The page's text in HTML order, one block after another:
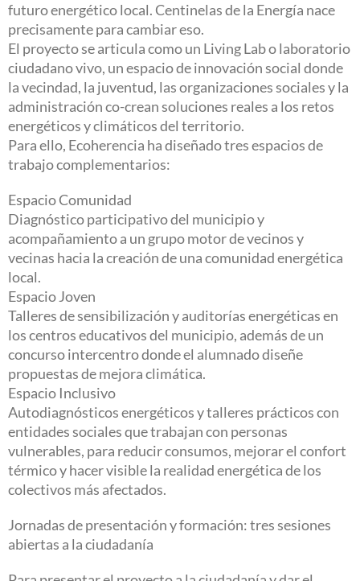
futuro energético local. Centinelas de la Energía nace
precisamente para cambiar eso.
El proyecto se articula como un Living Lab o laboratorio
ciudadano vivo, un espacio de innovación social donde
la vecindad, la juventud, las organizaciones sociales y la
administración co-crean soluciones reales a los retos
energéticos y climáticos del territorio.
Para ello, Ecoherencia ha diseñado tres espacios de
trabajo complementarios:
Espacio Comunidad
Diagnóstico participativo del municipio y
acompañamiento a un grupo motor de vecinos y
vecinas hacia la creación de una comunidad energética
local.
Espacio Joven
Talleres de sensibilización y auditorías energéticas en
los centros educativos del municipio, además de un
concurso intercentro donde el alumnado diseñe
propuestas de mejora climática.
Espacio Inclusivo
Autodiagnósticos energéticos y talleres prácticos con
entidades sociales que trabajan con personas
vulnerables, para reducir consumos, mejorar el confort
térmico y hacer visible la realidad energética de los
colectivos más afectados.
Jornadas de presentación y formación: tres sesiones
abiertas a la ciudadanía